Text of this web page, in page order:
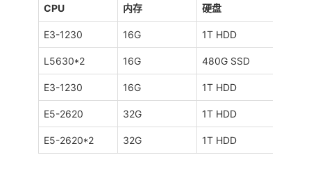
CPU 内存 硬盘
E3-1230 16G 1T HDD
L5630*2 16G 480G SSD
E3-1230 16G 1T HDD
E5-2620 32G 1T HDD
E5-2620*2 32G 1T HDD